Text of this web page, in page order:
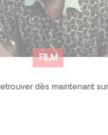
FILM
dès maintenant